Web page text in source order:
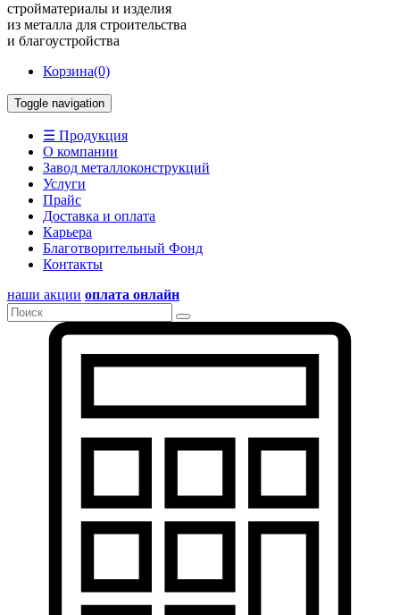
стройматериалы и изделия
из металла для строительства
и благоустройства
Корзина(0)
Toggle navigation
☰ Продукция
О компании
Завод металлоконструкций
Услуги
Прайс
Доставка и оплата
Карьера
Благотворительный Фонд
Контакты
наши акции оплата онлайн